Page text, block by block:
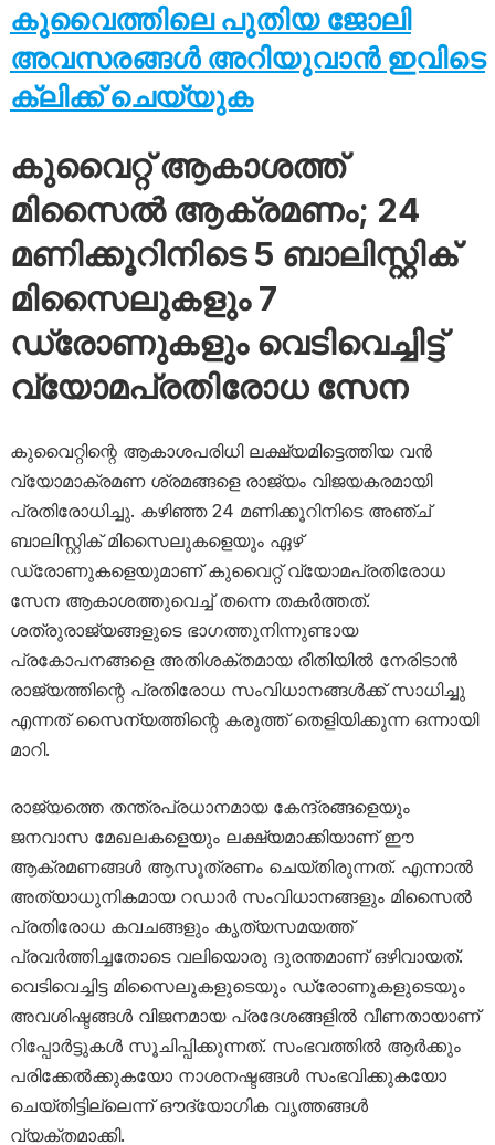
കുവൈത്തിലെ പുതിയ ജോലി
അവസരങ്ങൾ അറിയുവാൻ ഇവിടെ
ക്ലിക്ക് ചെയ്യുക
കുവൈറ്റ് ആകാശത്ത്
മിസൈൽ ആക്രമണം; 24
മണിക്കൂറിനിടെ 5 ബാലിസ്റ്റിക്
മിസൈലുകളും 7
ഡ്രോണുകളും വെടിവെച്ചിട്ട്
വ്യോമപ്രതിരോധ സേന
കുവൈറ്റിന്റെ ആകാശപരിധി ലക്ഷ്യമിട്ടെത്തിയ വൻ
വ്യോമാക്രമണ ശ്രമങ്ങളെ രാജ്യം വിജയകരമായി
പ്രതിരോധിച്ചു. കഴിഞ്ഞ 24 മണിക്കൂറിനിടെ അഞ്ച്
ബാലിസ്റ്റിക് മിസൈലുകളെയും ഏഴ്
ഡ്രോണുകളെയുമാണ് കുവൈറ്റ് വ്യോമപ്രതിരോധ
സേന ആകാശത്തുവെച്ച് തന്നെ തകർത്തത്.
ശത്രുരാജ്യങ്ങളുടെ ഭാഗത്തുനിന്നുണ്ടായ
പ്രകോപനങ്ങളെ അതിശക്തമായ രീതിയിൽ നേരിടാൻ
രാജ്യത്തിന്റെ പ്രതിരോധ സംവിധാനങ്ങൾക്ക് സാധിച്ചു
എന്നത് സൈന്യത്തിന്റെ കരുത്ത് തെളിയിക്കുന്ന ഒന്നായി
മാറി.
രാജ്യത്തെ തന്ത്രപ്രധാനമായ കേന്ദ്രങ്ങളെയും
ജനവാസ മേഖലകളെയും ലക്ഷ്യമാക്കിയാണ് ഈ
ആക്രമണങ്ങൾ ആസൂത്രണം ചെയ്തിരുന്നത്. എന്നാൽ
അത്യാധുനികമായ റഡാർ സംവിധാനങ്ങളും മിസൈൽ
പ്രതിരോധ കവചങ്ങളും കൃത്യസമയത്ത്
പ്രവർത്തിച്ചതോടെ വലിയൊരു ദുരന്തമാണ് ഒഴിവായത്.
വെടിവെച്ചിട്ട മിസൈലുകളുടെയും ഡ്രോണുകളുടെയും
അവശിഷ്ടങ്ങൾ വിജനമായ പ്രദേശങ്ങളിൽ വീണതായാണ്
റിപ്പോർട്ടുകൾ സൂചിപ്പിക്കുന്നത്. സംഭവത്തിൽ ആർക്കും
പരിക്കേൽക്കുകയോ നാശനഷ്ടങ്ങൾ സംഭവിക്കുകയോ
ചെയ്തിട്ടില്ലെന്ന് ഔദ്യോഗിക വൃത്തങ്ങൾ
വ്യക്തമാക്കി.